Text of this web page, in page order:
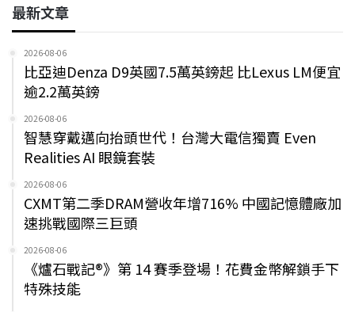
最新文章
2026-08-06
比亞迪Denza D9英國7.5萬英鎊起 比Lexus LM便宜
逾2.2萬英鎊
2026-08-06
智慧穿戴邁向抬頭世代！台灣大電信獨賣 Even
Realities AI 眼鏡套裝
2026-08-06
CXMT第二季DRAM營收年增716% 中國記憶體廠加
速挑戰國際三巨頭
2026-08-06
《爐石戰記®》第 14 賽季登場！花費金幣解鎖手下
特殊技能